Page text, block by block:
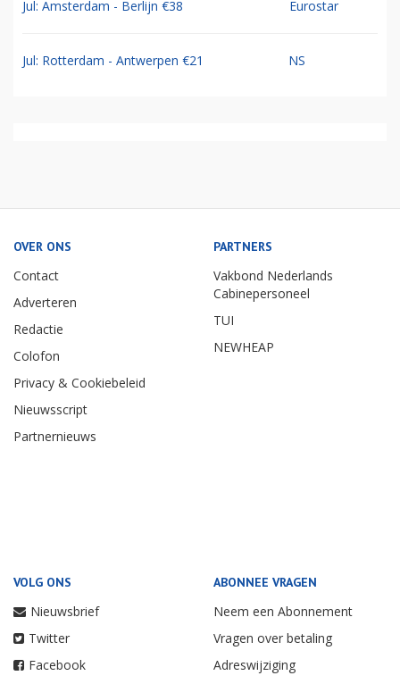
Jul: Amsterdam - Berlijn €38 Eurostar
Jul: Rotterdam - Antwerpen €21 NS
OVER ONS
Contact
Adverteren
Redactie
Colofon
Privacy & Cookiebeleid
Nieuwsscript
Partnernieuws
PARTNERS
Vakbond Nederlands
Cabinepersoneel
TUI
NEWHEAP
VOLG ONS
Nieuwsbrief
Twitter
Facebook
ABONNEE VRAGEN
Neem een Abonnement
Vragen over betaling
Adreswijziging